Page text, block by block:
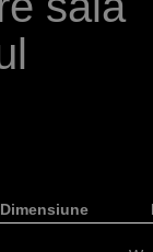
Dimensiune